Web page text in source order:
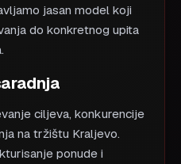
jasan model koji
do konkretnog upita
ciljeva, konkurencije
na tržištu Kraljevo.
ponude i